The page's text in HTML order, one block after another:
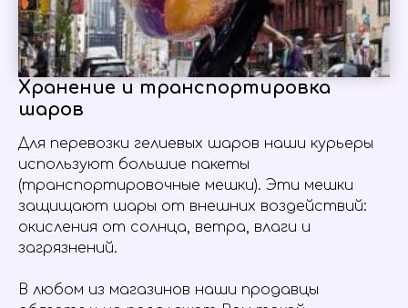
Хранение и транспортировка
шаров
Для перевозки гелиевых шаров наши курьеры
используют большие пакеты
(транспортировочные мешки). Эти мешки
защищают шары от внешних воздействий:
окисления от солнца, ветра, влаги и
загрязнений.
В любом из магазинов наши продавцы